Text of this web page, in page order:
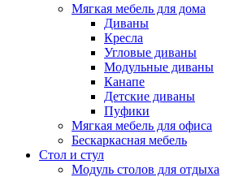
Мягкая мебель для дома
Диваны
Кресла
Угловые диваны
Модульные диваны
Канапе
Детские диваны
Пуфики
Мягкая мебель для офиса
Бескаркасная мебель
Стол и стул
Модуль столов для отдыха